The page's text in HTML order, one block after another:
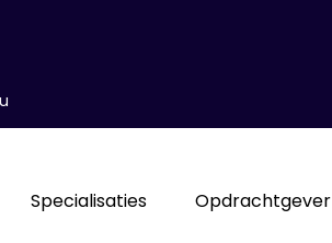
Specialisaties Opdrachtgever